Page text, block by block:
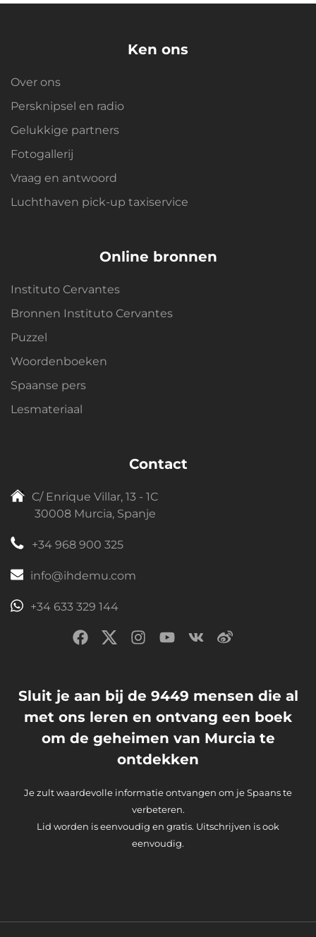
Ken ons
Over ons
Persknipsel en radio
Gelukkige partners
Fotogallerij
Vraag en antwoord
Luchthaven pick-up taxiservice
Online bronnen
Instituto Cervantes
Bronnen Instituto Cervantes
Puzzel
Woordenboeken
Spaanse pers
Lesmateriaal
Contact
C/ Enrique Villar, 13 - 1C
30008 Murcia, Spanje
+34 968 900 325
info@ihdemu.com
+34 633 329 144
Sluit je aan bij de 9449 mensen die al
met ons leren en ontvang een boek
om de geheimen van Murcia te
ontdekken
Je zult waardevolle informatie ontvangen om je Spaans te
verbeteren.
Lid worden is eenvoudig en gratis. Uitschrijven is ook
eenvoudig.